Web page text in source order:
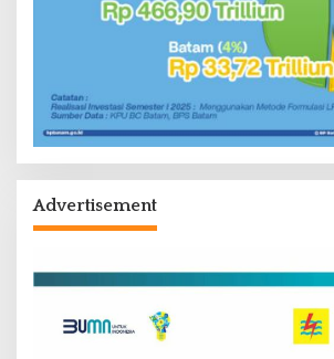
Advertisement